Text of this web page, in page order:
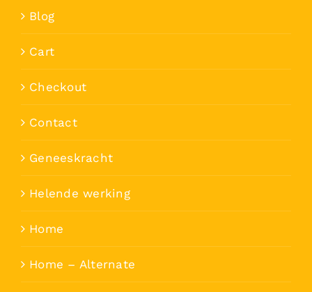
Blog
Cart
Checkout
Contact
Geneeskracht
Helende werking
Home
Home – Alternate